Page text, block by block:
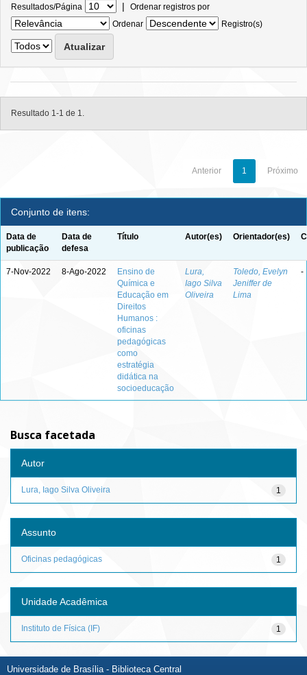
Resultados/Página | Ordenar registros por
Ordenar
Registro(s)
Resultado 1-1 de 1.
Anterior 1 Próximo
Conjunto de itens:
Data de
publicação
Data de
defesa
Título Autor(es) Orientador(es)
7-Nov-2022 8-Ago-2022
Ensino de
Química e
Educação em
Direitos
Humanos :
oficinas
pedagógicas
como
estratégia
didática na
socioeducação
Lura,
Iago Silva
Oliveira
Toledo, Evelyn
Jeniffer de
Lima
-
Busca facetada
Autor
1
Lura, Iago Silva Oliveira
Assunto
1
Oficinas pedagógicas
Unidade Acadêmica
1
Instituto de Física (IF)
Universidade de Brasília - Biblioteca Central